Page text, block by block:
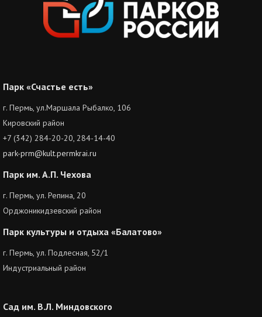
Парк «Счастье есть»
г. Пермь, ул.Маршала Рыбалко, 106
Кировский район
+7 (342) 284-20-20, 284-14-40
park-prm@kult.permkrai.ru
Парк им. А.П. Чехова
г. Пермь, ул. Репина, 20
Орджоникидзевский район
Парк культуры и отдыха «Балатово»
г. Пермь, ул. Подлесная, 52/1
Индустриальный район
Сад им. В.Л. Миндовского